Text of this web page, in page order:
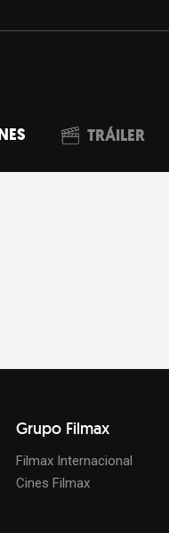
TRÁILER
Grupo Filmax
Filmax Internacional
Cines Filmax